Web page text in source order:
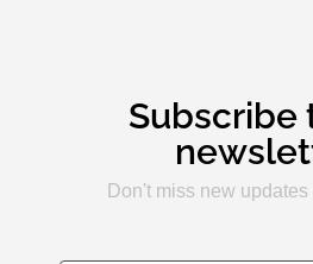
Subscribe
Don't miss new updates